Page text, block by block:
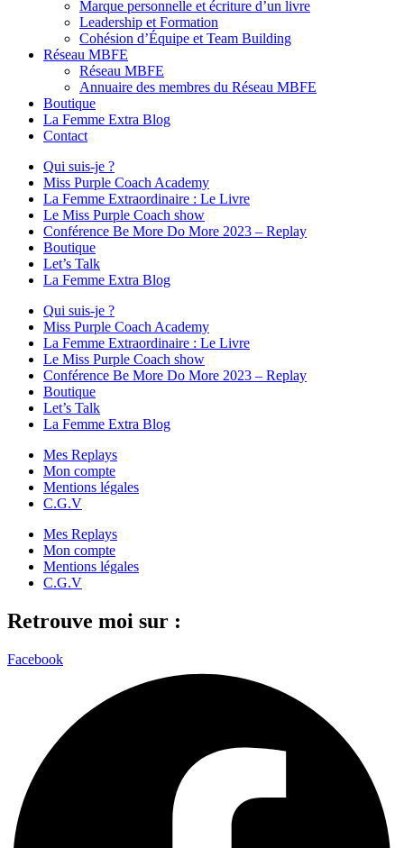
Marque personnelle et écriture d’un livre
Leadership et Formation
Cohésion d’Équipe et Team Building
Réseau MBFE
Réseau MBFE
Annuaire des membres du Réseau MBFE
Boutique
La Femme Extra Blog
Contact
Qui suis-je ?
Miss Purple Coach Academy
La Femme Extraordinaire : Le Livre
Le Miss Purple Coach show
Conférence Be More Do More 2023 – Replay
Boutique
Let’s Talk
La Femme Extra Blog
Qui suis-je ?
Miss Purple Coach Academy
La Femme Extraordinaire : Le Livre
Le Miss Purple Coach show
Conférence Be More Do More 2023 – Replay
Boutique
Let’s Talk
La Femme Extra Blog
Mes Replays
Mon compte
Mentions légales
C.G.V
Mes Replays
Mon compte
Mentions légales
C.G.V
Retrouve moi sur :
Facebook